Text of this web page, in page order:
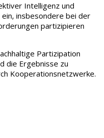
Intelligenz und
insbesondere bei der
partizipieren
Partizipation
die Ergebnisse zu
Kooperationsnetzwerke.